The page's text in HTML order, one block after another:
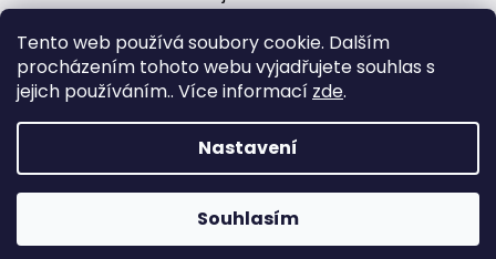
Tento web používá soubory cookie. Dalším
procházením tohoto webu vyjadřujete souhlas s
jejich používáním.. Více informací zde.
Nastavení
Souhlasím
Facebook
Vytvořil Shoptet
Jezírka Kezoj
vyhrazena.